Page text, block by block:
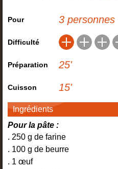
Pour 3 personnes
Difficulté
Préparation 25'
Cuisson 15'
Ingrédients
Pour la pâte :
. 250 g de farine
. 100 g de beurre
. 1 œuf